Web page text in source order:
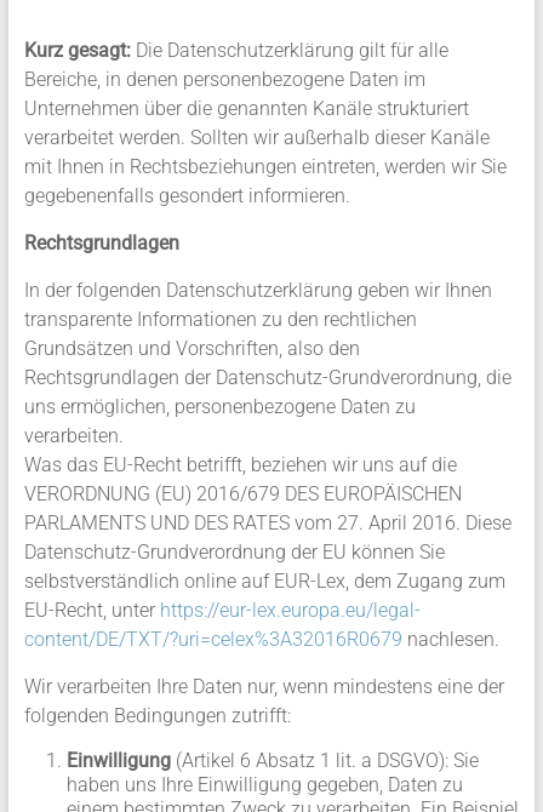
Kurz gesagt:Die Datenschutzerklärung gilt für alle
Bereiche, in denen personenbezogene Daten im
Unternehmen über die genannten Kanäle strukturiert
verarbeitet werden. Sollten wir außerhalb dieser Kanäle
mit Ihnen in Rechtsbeziehungen eintreten, werden wir Sie
gegebenenfalls gesondert informieren.
Rechtsgrundlagen
In der folgenden Datenschutzerklärung geben wir Ihnen
transparente Informationen zu den rechtlichen
Grundsätzen und Vorschriften, also den
Rechtsgrundlagen der Datenschutz-Grundverordnung, die
uns ermöglichen, personenbezogene Daten zu
verarbeiten.
Was das EU-Recht betrifft, beziehen wir uns auf die
VERORDNUNG (EU) 2016/679 DES EUROPÄISCHEN
PARLAMENTS UND DES RATES vom 27. April 2016. Diese
Datenschutz-Grundverordnung der EU können Sie
selbstverständlich online auf EUR-Lex, dem Zugang zum
EU-Recht, unter https://eur-lex.europa.eu/legal-
content/DE/TXT/?uri=celex%3A32016R0679 nachlesen.
Wir verarbeiten Ihre Daten nur, wenn mindestens eine der
folgenden Bedingungen zutrifft:
Einwilligung(Artikel 6 Absatz 1 lit. a DSGVO): Sie
haben uns Ihre Einwilligung gegeben, Daten zu